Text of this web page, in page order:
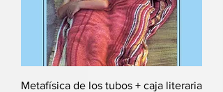
Metafísica de los tubos + caja literaria